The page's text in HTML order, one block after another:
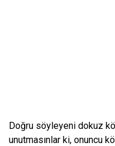
Doğru söyleyeni dokuz
unutmasınlar ki, onuncu